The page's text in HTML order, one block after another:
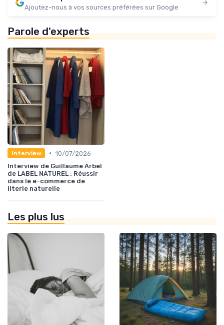
Ajoutez-nous à vos sources préférées sur Google
Parole d'experts
Interview • 10/07/2026
Interview de Guillaume Arbel
de LABEL NATUREL : Réussir
dans le e-commerce de
literie naturelle
Les plus lus